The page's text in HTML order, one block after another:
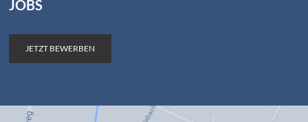
JOBS
JETZT BEWERBEN